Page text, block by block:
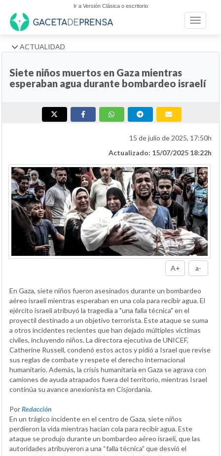
Ir a Versión Clásica o escritorio
Toggle
ACTUALIDAD
Siete niños muertos en Gaza mientras
esperaban agua durante bombardeo israelí
15 de julio de 2025, 17:50h
Actualizado: 15/07/2025 18:22h
A+ a-
En Gaza, siete niños fueron asesinados durante un bombardeo
aéreo israelí mientras esperaban en una cola para recibir agua. El
ejército israelí atribuyó la tragedia a "una falla técnica" en el
proyectil destinado a un objetivo terrorista. Este ataque se suma
a otros incidentes recientes que han dejado múltiples víctimas
civiles, incluyendo niños. La directora ejecutiva de UNICEF,
Catherine Russell, condenó estos actos y pidió a Israel que revise
sus reglas de combate y respete el derecho internacional
humanitario. Además, la crisis humanitaria en Gaza se agrava con
camiones de ayuda atrapados fuera del territorio, mientras Israel
continúa su avance anexionista en Cisjordania.
PorRedacción
En un trágico incidente en el centro de Gaza, siete niños
perdieron la vida mientras hacían cola para recibir agua. Este
ataque se produjo durante un bombardeo aéreo israelí, que las
autoridades atribuyeron a una “falla técnica” que desvió el